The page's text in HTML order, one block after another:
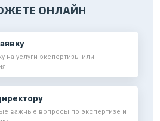
ОНЛАЙН
на услуги экспертизы или
важные вопросы по экспертизе и